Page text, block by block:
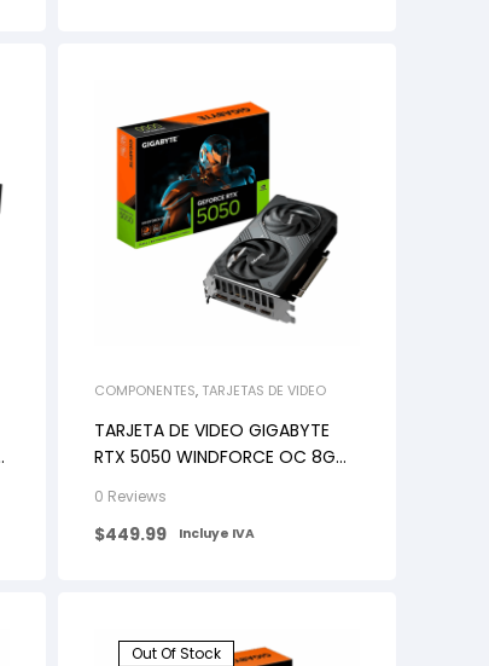
COMPONENTES, TARJETAS DE VIDEO
TARJETA DE VIDEO GIGABYTE
RTX 5050 WINDFORCE OC 8G
0 Reviews
$449.99 Incluye IVA
Out Of Stock